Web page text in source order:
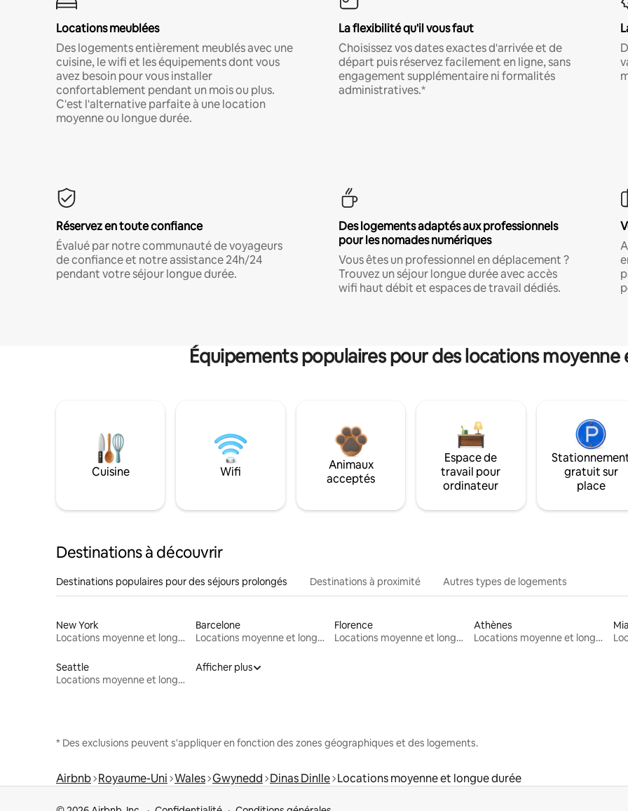
Locations meublées
Des logements entièrement meublés avec une
cuisine, le wifi et les équipements dont vous
avez besoin pour vous installer
confortablement pendant un mois ou plus.
C'est l'alternative parfaite à une location
moyenne ou longue durée.
La flexibilité qu'il vous faut
Choisissez vos dates exactes d'arrivée et de
départ puis réservez facilement en ligne, sans
engagement supplémentaire ni formalités
administratives.*
Réservez en toute confiance
Évalué par notre communauté de voyageurs
de confiance et notre assistance 24h/24
pendant votre séjour longue durée.
Des logements adaptés aux professionnels
pour les nomades numériques
Vous êtes un professionnel en déplacement ?
Trouvez un séjour longue durée avec accès
wifi haut débit et espaces de travail dédiés.
Équipements populaires pour des locations
Cuisine Wifi
Animaux
acceptés
Espace de
travail pour
ordinateur
gratuit sur
place
Destinations à découvrir
Destinations populaires pour des séjours prolongés Destinations à proximité Autres types de logements
New York
Locations moyenne et longue durée
Barcelone
Locations moyenne et longue durée
Florence
Locations moyenne et longue durée
Athènes
Locations moyenne et longue durée
Seattle
Locations moyenne et longue durée
Afficher plus
* Des exclusions peuvent s'appliquer en fonction des zones géographiques et des logements.
Airbnb Royaume-Uni Wales Gwynedd Dinas Dinlle Locations moyenne et longue durée